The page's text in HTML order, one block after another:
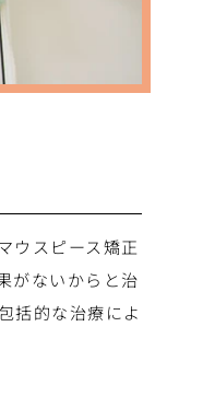
ウスピース矯正
がないからと治
括的な治療によ